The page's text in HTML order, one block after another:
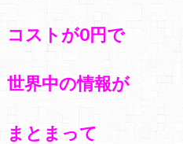
コストが0円で
世界中の情報が
まとまって